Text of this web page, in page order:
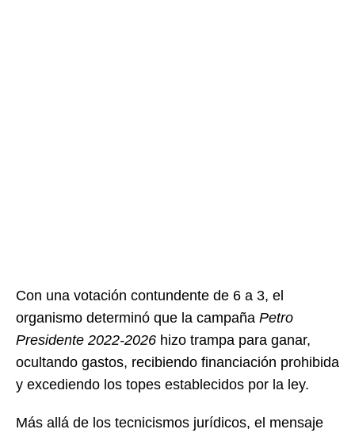
Con una votación contundente de 6 a 3, el
organismo determinó que la campaña Petro
Presidente 2022-2026 hizo trampa para ganar,
ocultando gastos, recibiendo financiación prohibida
y excediendo los topes establecidos por la ley.
Más allá de los tecnicismos jurídicos, el mensaje